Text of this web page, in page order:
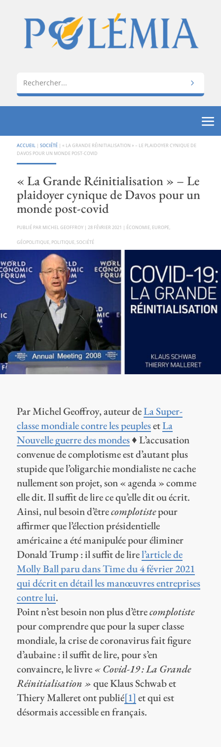
ACCUEIL | SOCIÉTÉ| « LA GRANDE RÉINITIALISATION » – LE PLAIDOYER CYNIQUE DE
DAVOS POUR UN MONDE POST-COVID
« La Grande Réinitialisation » – Le
plaidoyer cynique de Davos pour un
monde post-covid
PAR MICHEL GEOFFROY| 28 FÉVRIER 2021 | ÉCONOMIE, EUROPE,
GÉOPOLITIQUE, POLITIQUE, SOCIÉTÉ
Par Michel Geoffroy, auteur deLa Super-
classe mondiale contre les peuplesetLa
Nouvelle guerre des mondes♦ L’accusation
convenue de complotisme est d’autant plus
stupide que l’oligarchie mondialiste ne cache
nullement son projet, son « agenda » comme
elle dit. Il suffit de lire ce qu’elle dit ou écrit.
Ainsi, nul besoin d’êtrecomplotistepour
affirmer que l’élection présidentielle
américaine a été manipulée pour éliminer
Donald Trump : il suffit de lirel’article de
Molly Ball paru dans Time du 4 février 2021
qui décrit en détail les manœuvres entreprises
contre lui.
Point n’est besoin non plus d’êtrecomplotiste
pour comprendre que pour la super classe
mondiale, la crise de coronavirus fait figure
d’aubaine : il suffit de lire, pour s’en
convaincre, le livre« Covid-19 : La Grande
Réinitialisation »que Klaus Schwab et
Thiery Malleret ont publié[1] et qui est
désormais accessible en français.